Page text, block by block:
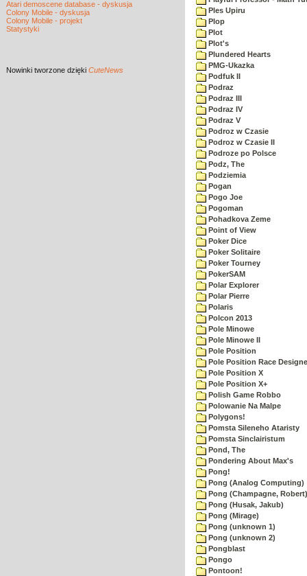
Atari demoscene database - dyskusja
Colony Mobile - dyskusja
Colony Mobile - projekt
Statystyki
Nowinki tworzone dzięki CuteNews
Ples Upiru
Plop
Plot
Plot's
Plundered Hearts
PMG-Ukazka
Podfuk II
Podraz
Podraz III
Podraz IV
Podraz V
Podroz w Czasie
Podroz w Czasie II
Podroze po Polsce
Podz, The
Podziemia
Pogan
Pogo Joe
Pogoman
Pohadkova Zeme
Point of View
Poker Dice
Poker Solitaire
Poker Tourney
PokerSAM
Polar Explorer
Polar Pierre
Polaris
Polcon 2013
Pole Minowe
Pole Minowe II
Pole Position
Pole Position Race
Pole Position X
Pole Position X+
Polish Game Robbo
Polowanie Na Malpe
Polygons!
Pomsta Sileneho Ataristy
Pomsta Sinclairistum
Pond, The
Pondering About Max's
Pong!
Pong (Analog Computing)
Pong (Champagne, Robert)
Pong (Husak, Jakub)
Pong (Mirage)
Pong (unknown 1)
Pong (unknown 2)
Pongblast
Pongo
Pontoon!